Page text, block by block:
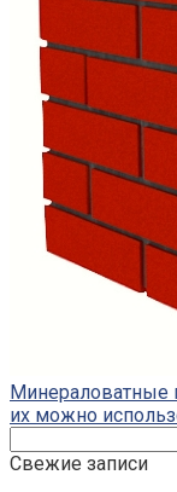
Минераловатные
их можно
Свежие записи